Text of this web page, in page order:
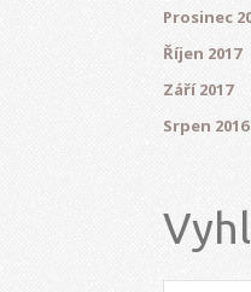
Prosinec
Říjen 2017
Září 2017
Srpen 2016